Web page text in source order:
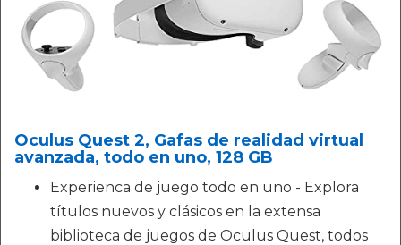
Oculus Quest 2, Gafas de realidad virtual
avanzada, todo en uno, 128 GB
Experienca de juego todo en uno - Explora
títulos nuevos y clásicos en la extensa
biblioteca de juegos de Oculus Quest, todos